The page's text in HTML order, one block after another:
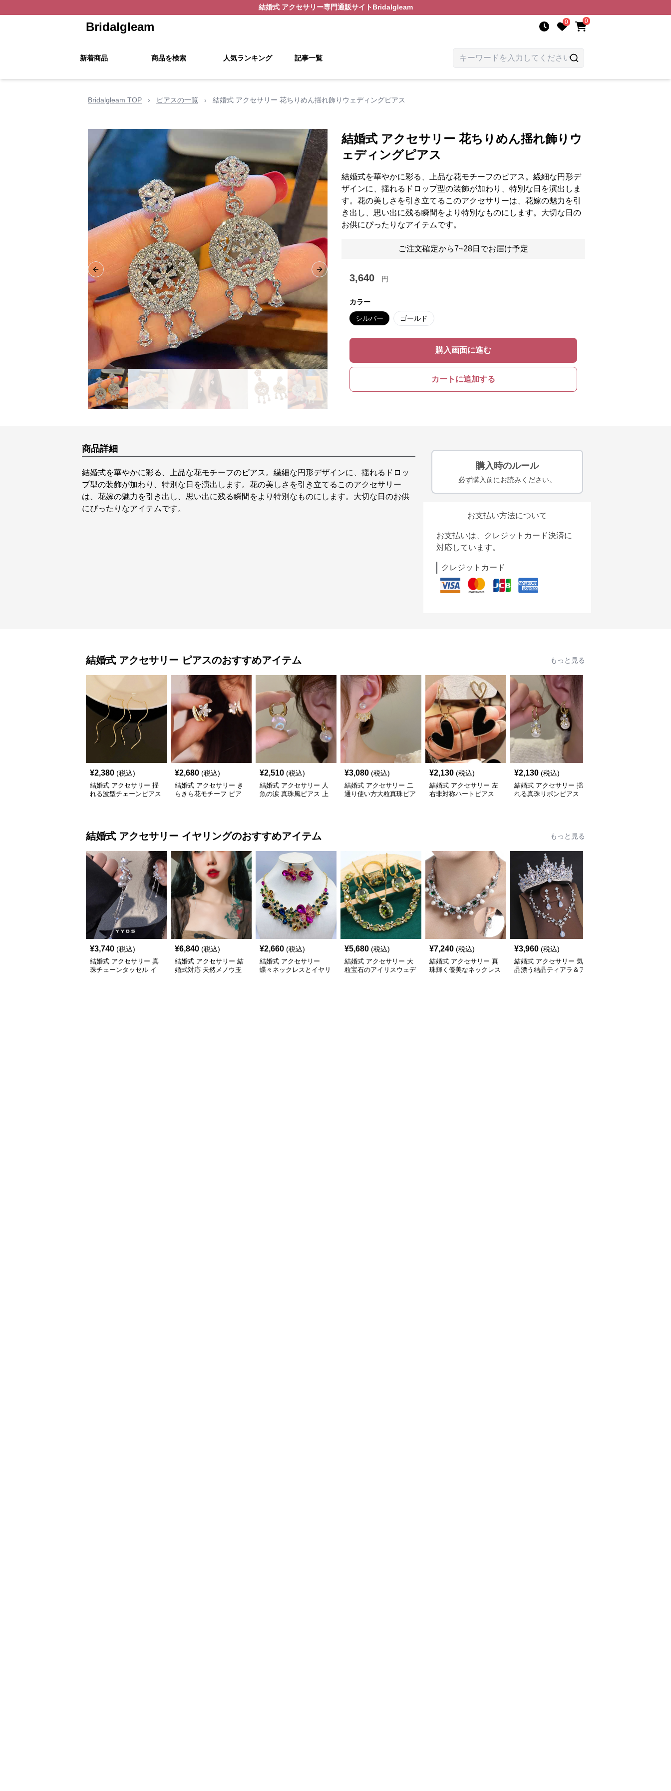
結婚式 アクセサリー専門通販サイト Bridalgleam
Bridalgleam 0 0
新着商品 商品を検索 人気ランキング 記事一覧
Bridalgleam TOP › ピアスの一覧 › 結婚式 アクセサリー 花ちりめん揺れ飾りウェディングピアス
Previous slide Next slide
結婚式 アクセサリー 花ちりめん揺れ飾りウ
ェディングピアス
結婚式を華やかに彩る、上品な花モチーフのピアス。繊細な円形デ
ザインに、揺れるドロップ型の装飾が加わり、特別な日を演出しま
す。花の美しさを引き立てるこのアクセサリーは、花嫁の魅力を引
き出し、思い出に残る瞬間をより特別なものにします。大切な日の
お供にぴったりなアイテムです。
ご注文確定から7~28日でお届け予定
3,640 円
カラー
シルバー ゴールド
購入画面に進む
カートに追加する
商品詳細
結婚式を華やかに彩る、上品な花モチーフのピアス。繊細な円形デザインに、揺れるドロッ
プ型の装飾が加わり、特別な日を演出します。花の美しさを引き立てるこのアクセサリー
は、花嫁の魅力を引き出し、思い出に残る瞬間をより特別なものにします。大切な日のお供
にぴったりなアイテムです。
購入時のルール
必ず購入前にお読みください。
お支払い方法について
お支払いは、クレジットカード決済に
対応しています。
クレジットカード
結婚式 アクセサリー ピアスのおすすめアイテム もっと見る
¥2,380 (税込)
結婚式 アクセサリー 揺
れる波型チェーンピアス
¥2,680 (税込)
結婚式 アクセサリー き
らきら花モチーフ ピア
¥2,510 (税込)
結婚式 アクセサリー 人
魚の涙 真珠風ピアス 上
¥3,080 (税込)
結婚式 アクセサリー 二
通り使い方大粒真珠ピア
¥2,130 (税込)
結婚式 アクセサリー 左
右非対称ハートピアス
¥2,130 (税込)
結婚式 アクセサリー 揺
れる真珠リボンピアス
結婚式 アクセサリー イヤリングのおすすめアイテム もっと見る
¥3,740 (税込)
結婚式 アクセサリー 真
珠チェーンタッセル イ
¥6,840 (税込)
結婚式 アクセサリー 結
婚式対応 天然メノウ玉
¥2,660 (税込)
結婚式 アクセサリー
蝶々ネックレスとイヤリ
¥5,680 (税込)
結婚式 アクセサリー 大
粒宝石のアイリスウェデ
¥7,240 (税込)
結婚式 アクセサリー 真
珠輝く優美なネックレス
¥3,960 (税込)
結婚式 アクセサリー 気
品漂う結晶ティアラ＆ア